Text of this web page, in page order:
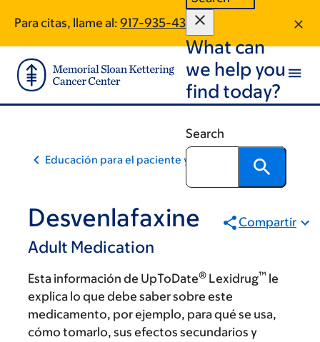
main
content
footer
Para citas, llame al: 917-935-4302
What can
we help you
find today?
Search
Educación para el paciente y la comunidad
Desvenlafaxine
Adult Medication
Compartir
Esta información de UpToDate® Lexidrug™ le
explica lo que debe saber sobre este
medicamento, por ejemplo, para qué se usa,
cómo tomarlo, sus efectos secundarios y